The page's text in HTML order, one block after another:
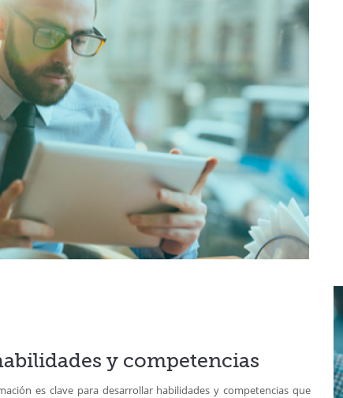
y competencias
es clave para desarrollar habilidades y competencias que